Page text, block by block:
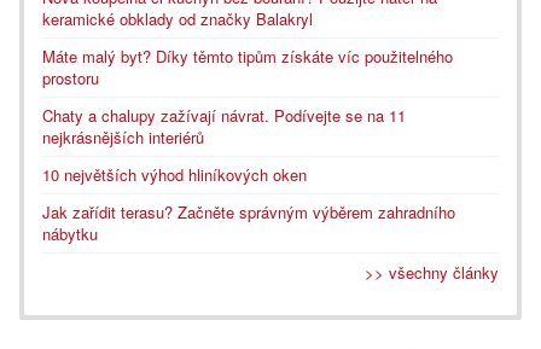
keramické obklady od značky Balakryl
Máte malý byt? Díky těmto tipům získáte víc použitelného
prostoru
Chaty a chalupy zažívají návrat. Podívejte se na 11
nejkrásnějších interiérů
10 největších výhod hliníkových oken
Jak zařídit terasu? Začněte správným výběrem zahradního
nábytku
>> všechny články